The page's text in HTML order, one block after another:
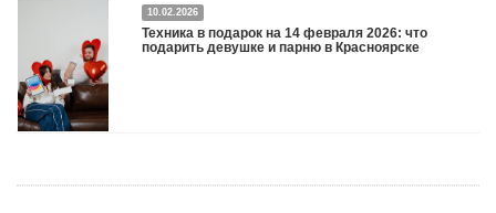
Двадцать третье февраля — праздник, на который мужчины делают вид, что им
все равно. А потом три дня рассказывают коллегам, какую колонку / приставку /
камеру им подарили. Не верьте словам — верьте глазам, которые загораются
при виде новой коробки.
10.02.2026
Техника в подарок на 14 февраля 2026: что
подарить девушке и парню в Красноярске
марта — контрольный выстрел по кошельку. Начнем с первого — потому что он